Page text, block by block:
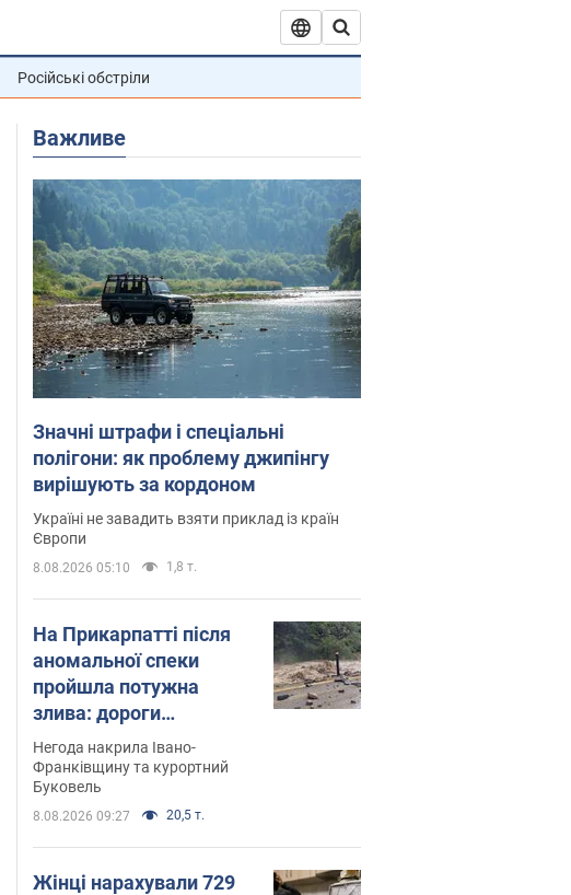
Російські обстріли
Важливе
Значні штрафи і спеціальні
полігони: як проблему джипінгу
вирішують за кордоном
Україні не завадить взяти приклад із країн
Європи
8.08.2026 05:10 1,8 т.
На Прикарпатті після
аномальної спеки
пройшла потужна
злива: дороги
перетворились на
річки. Відео
Негода накрила Івано-
Франківщину та курортний
Буковель
8.08.2026 09:27 20,5 т.
Жінці нарахували 729